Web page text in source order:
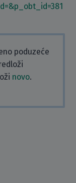
poduzeće
novo.